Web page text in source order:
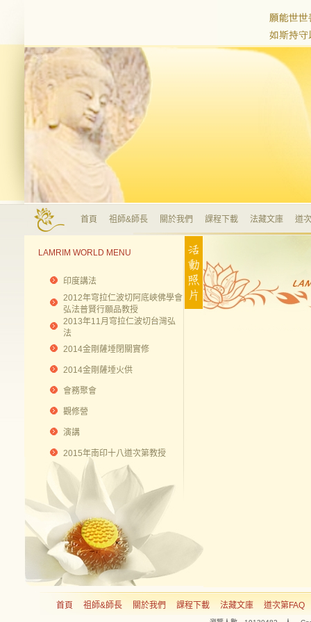
首頁 祖師&師長 關於我們 課程下載 法藏文庫 道
LAMRIM WORLD MENU
印度講法
2012年穹拉仁波切阿底峽佛學會
弘法普賢行願品教授
2013年11月穹拉仁波切台灣弘
法
2014金剛薩埵閉關實修
2014金剛薩埵火供
會務聚會
觀修營
演講
2015年南印十八道次第教授
首頁 祖師&師長 關於我們 課程下載 法藏文庫 道次第FAQ